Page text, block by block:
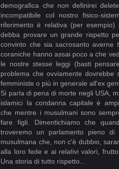
demografica che non definirei
incompatibile col nostro fisico-
riferimento è relativa (per
debba provare un grande rispetto
convinto che sia sacrosanto
coraniche hanno assai poco a che
le nostre stesse leggi (basti
problema che ovviamente dovrebbe
femministe o più in generale all'ex
Si parla di pena di morte negli USA,
islamici la condanna capitale è
che mentre i musulmani sono
fare figli. Dimentichiamo che
troveremo un parlamento pieno
musulmana che, non c'è dubbio,
alla loro fede e ai relativi valori,
Una storia di tutto rispetto...